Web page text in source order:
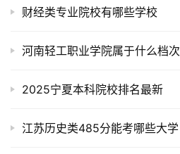
财经类专业院校有哪些学校
河南轻工职业学院属于什么档次
2025宁夏本科院校排名最新
江苏历史类485分能考哪些大学